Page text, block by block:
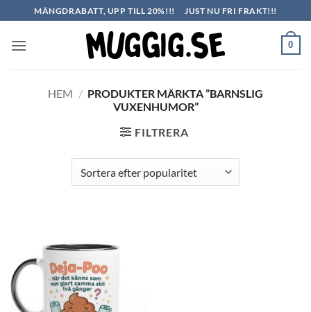
to
content
MÄNGDRABATT, UPP TILL 20%!!! JUST NU FRI FRAKT!!!
0
HEM / PRODUKTER MÄRKTA ”BARNSLIG
VUXENHUMOR”
FILTRERA